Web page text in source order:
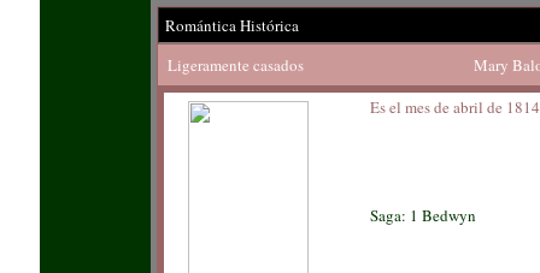
Romántica Histórica
Ligeramente casados
Mary
Es el mes de abril de
Saga: 1 Bedwyn